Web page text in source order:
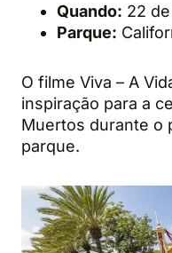
Quando: 22
Parque:
O filme Viva – A
inspiração para a
Muertos durante o
parque.